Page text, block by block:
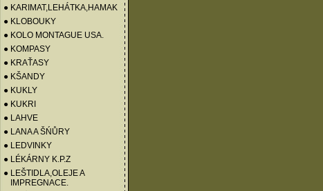
● KARIMAT,LEHÁTKA,HAMAK
● KLOBOUKY
● KOLO MONTAGUE USA.
● KOMPASY
● KRAŤASY
● KŠANDY
● KUKLY
● KUKRI
● LAHVE
● LANA A ŠŃŮRY
● LEDVINKY
● LÉKÁRNY K.P.Z
● LEŠTIDLA,OLEJE A
IMPREGNACE.